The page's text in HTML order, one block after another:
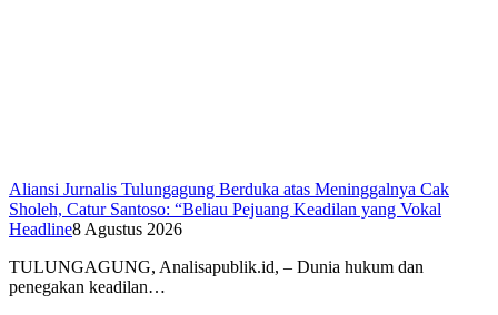
Aliansi Jurnalis Tulungagung Berduka atas Meninggalnya Cak
Sholeh, Catur Santoso: “Beliau Pejuang Keadilan yang Vokal
Headline8 Agustus 2026
​TULUNGAGUNG, Analisapublik.id, – Dunia hukum dan
penegakan keadilan…